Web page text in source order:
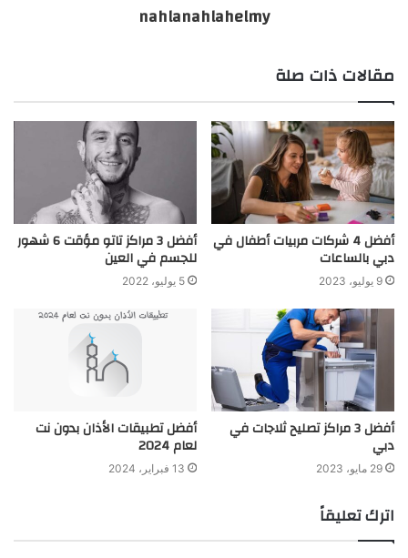
nahlanahlahelmy
مقالات ذات صلة
أفضل 4 شركات مربيات أطفال في
دبي بالساعات
9 يوليو، 2023
أفضل 3 مراكز تاتو مؤقت 6 شهور
للجسم في العين
5 يوليو، 2022
أفضل 3 مراكز تصليح ثلاجات في
دبي
29 مايو، 2023
أفضل تطبيقات الأذان بدون نت
لعام 2024
13 فبراير، 2024
اترك تعليقاً